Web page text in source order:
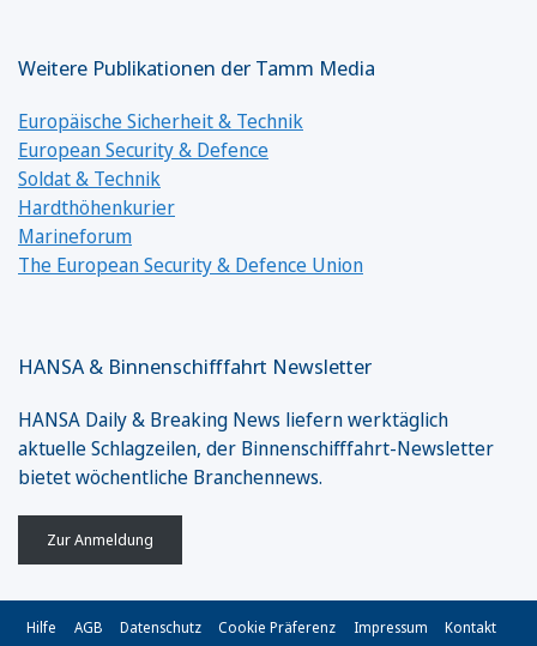
Weitere Publikationen der Tamm Media
Europäische Sicherheit & Technik
European Security & Defence
Soldat & Technik
Hardthöhenkurier
Marineforum
The European Security & Defence Union
HANSA & Binnenschifffahrt Newsletter
HANSA Daily & Breaking News liefern werktäglich
aktuelle Schlagzeilen, der Binnenschifffahrt-Newsletter
bietet wöchentliche Branchennews.
Zur Anmeldung
Hilfe AGB Datenschutz Cookie Präferenz Impressum Kontakt